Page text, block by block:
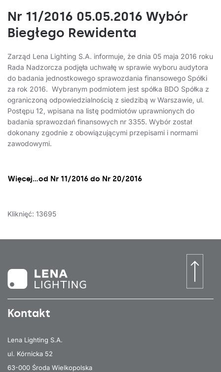
Nr 11/2016 05.05.2016 Wybór
Biegłego Rewidenta
Zarząd Lena Lighting S.A. informuje, że dnia 05 maja 2016 roku
Rada Nadzorcza podjęła uchwałę w sprawie wyboru audytora
do badania jednostkowego sprawozdania finansowego Spółki
za rok 2016. Wybranym podmiotem jest spółka BDO Spółka z
ograniczoną odpowiedzialnością z siedzibą w Warszawie, ul.
Postępu 12, wpisana na listę podmiotów uprawnionych do
badania sprawozdań finansowych nr 3355. Wybór został
dokonany zgodnie z obowiązującymi przepisami i normami
zawodowymi.
Więcej…od Nr 11/2016 do Nr 20/2016
Kliknięć: 13695
Kontakt
Lena Lighting S.A.
ul. Kórnicka 52
63-000 Środa Wielkopolska